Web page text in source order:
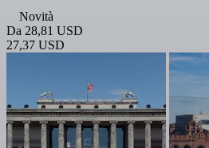
Novità
Da 28,81 USD
27,37 USD